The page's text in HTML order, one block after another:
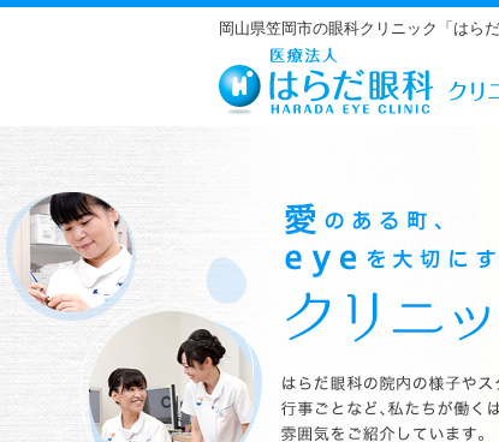
岡山県笠岡市の眼科クリニック「はら